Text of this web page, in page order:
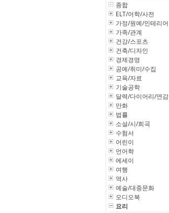
종합
ELT/어학/사전
가정/원예/인테리어
가족/관계
건강/스포츠
건축/디자인
경제경영
공예/취미/수집
교육/자료
기술공학
달력/다이어리/연감
만화
법률
소설/시/희곡
수험서
어린이
언어학
에세이
여행
역사
예술/대중문화
오디오북
요리